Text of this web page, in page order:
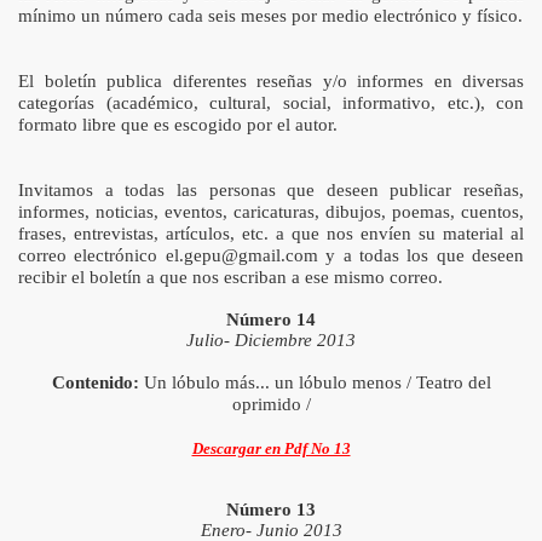
mínimo un número cada seis meses por medio electrónico y físico.
El boletín publica diferentes reseñas y/o informes en diversas
categorías (académico, cultural, social, informativo, etc.), con
formato libre que es escogido por el autor.
Invitamos a todas las personas que deseen publicar reseñas,
informes, noticias, eventos, caricaturas, dibujos, poemas, cuentos,
frases, entrevistas, artículos, etc. a que nos envíen su material al
correo electrónico el.gepu@gmail.com y a todas los que deseen
recibir el boletín a que nos escriban a ese mismo correo.
Número 14
Julio- Diciembre 2013
Contenido: Un lóbulo más... un lóbulo menos / Teatro del
oprimido /
Descargar en Pdf No 13
Número 13
Enero- Junio 2013